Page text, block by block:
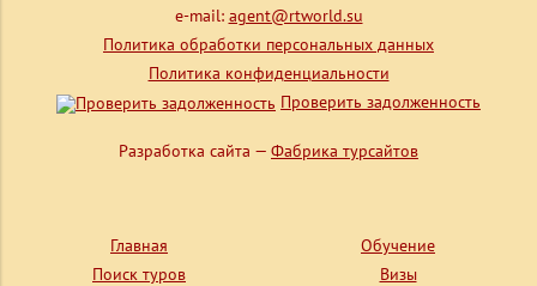
e-mail: agent@rtworld.su
Политика обработки персональных данных
Политика конфиденциальности
Проверить задолженность
Разработка сайта — Фабрика турсайтов
Главная
Поиск туров
Обучение
Визы